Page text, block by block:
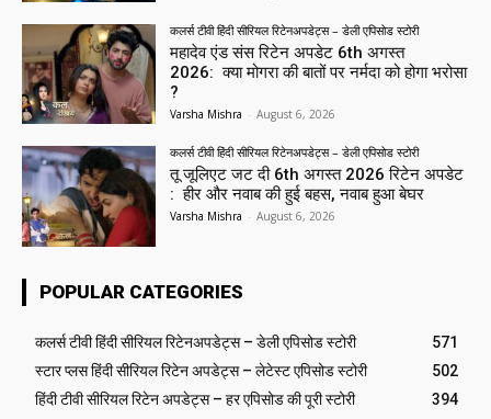
कलर्स टीवी हिंदी सीरियल रिटेनअपडेट्स – डेली एपिसोड स्टोरी
महादेव एंड संस रिटेन अपडेट 6th अगस्त
2026: क्या मोगरा की बातों पर नर्मदा को होगा भरोसा
?
Varsha Mishra - August 6, 2026
कलर्स टीवी हिंदी सीरियल रिटेनअपडेट्स – डेली एपिसोड स्टोरी
तू जूलिएट जट दी 6th अगस्त 2026 रिटेन अपडेट
: हीर और नवाब की हुई बहस, नवाब हुआ बेघर
Varsha Mishra - August 6, 2026
POPULAR CATEGORIES
कलर्स टीवी हिंदी सीरियल रिटेनअपडेट्स – डेली एपिसोड स्टोरी
571
स्टार प्लस हिंदी सीरियल रिटेन अपडेट्स – लेटेस्ट एपिसोड स्टोरी
502
हिंदी टीवी सीरियल रिटेन अपडेट्स – हर एपिसोड की पूरी स्टोरी
394